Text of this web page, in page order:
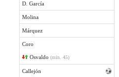
D. García
Molina
Márquez
Coro
Osvaldo (min. 45)
Callejón